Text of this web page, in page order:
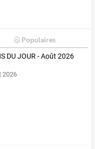
Populaires
DU JOUR - Août 2026
2026